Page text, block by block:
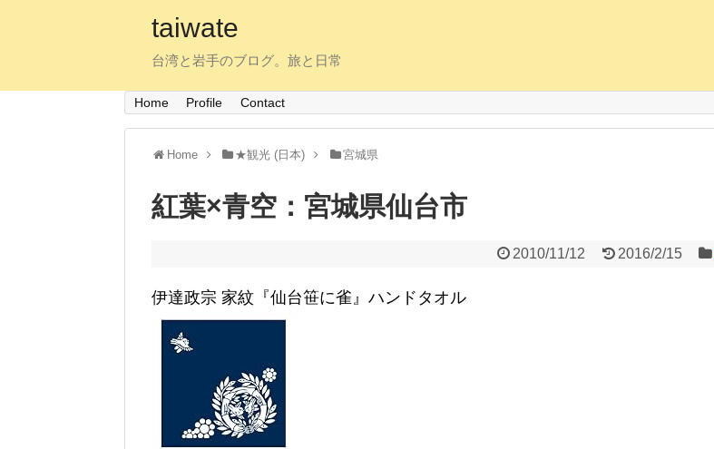
taiwate
台湾と岩手のブログ。旅と日常
Home Profile Contact
Home ★観光 (日本) 宮城県
紅葉×青空：宮城県仙台市
2010/11/12 2016/2/15
伊達政宗 家紋『仙台笹に雀』ハンドタオル